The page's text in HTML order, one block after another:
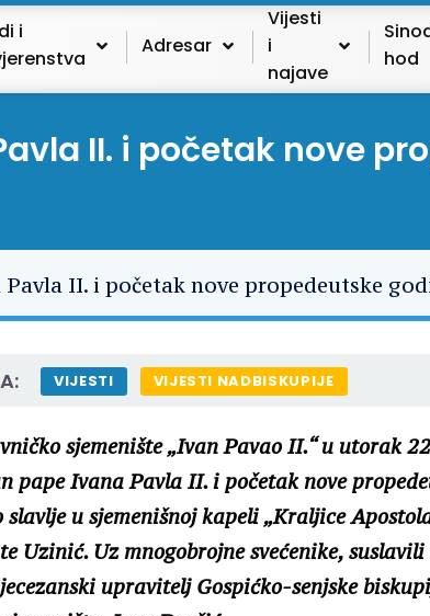
i
Adresar
Vijesti
i
najave
hod
II. i početak nove
VIJESTI VIJESTI NADBISKUPIJE
sjemenište „Ivan Pavao II.“ u utorak
pape Ivana Pavla II. i početak nove
slavlje u sjemenišnoj kapeli „Kraljice
Uzinić. Uz mnogobrojne svećenike,
upravitelj Gospićko-senjske